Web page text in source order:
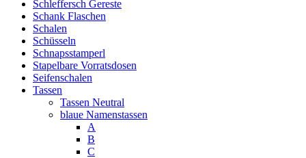
Schleffersch Gereste
Schank Flaschen
Schalen
Schüsseln
Schnapsstamperl
Stapelbare Vorratsdosen
Seifenschalen
Tassen
Tassen Neutral
blaue Namenstassen
A
B
C